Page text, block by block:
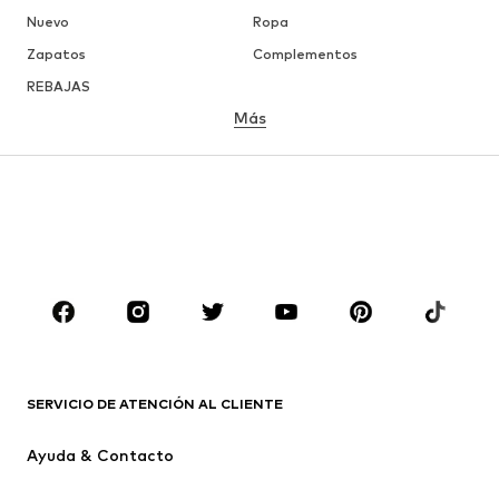
Nuevo
Ropa
Zapatos
Complementos
REBAJAS
MARCAS
PUMA
CONVERSE
LOREZA
Más
SERVICIO DE ATENCIÓN AL CLIENTE
Ayuda & Contacto